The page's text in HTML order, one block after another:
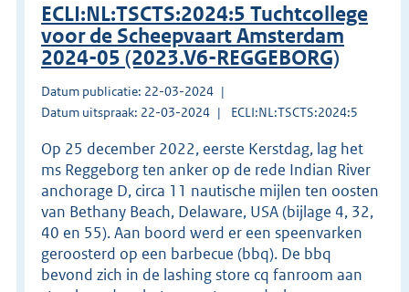
ECLI:NL:TSCTS:2024:5 Tuchtcollege
voor de Scheepvaart Amsterdam
2024-05 (2023.V6-REGGEBORG)
Datum publicatie: 22-03-2024
Datum uitspraak: 22-03-2024
ECLI:NL:TSCTS:2024:5
Op 25 december 2022, eerste Kerstdag, lag het
ms Reggeborg ten anker op de rede Indian River
anchorage D, circa 11 nautische mijlen ten oosten
van Bethany Beach, Delaware, USA (bijlage 4, 32,
40 en 55). Aan boord werd er een speenvarken
geroosterd op een barbecue (bbq). De bbq
bevond zich in de lashing store cq fanroom aan